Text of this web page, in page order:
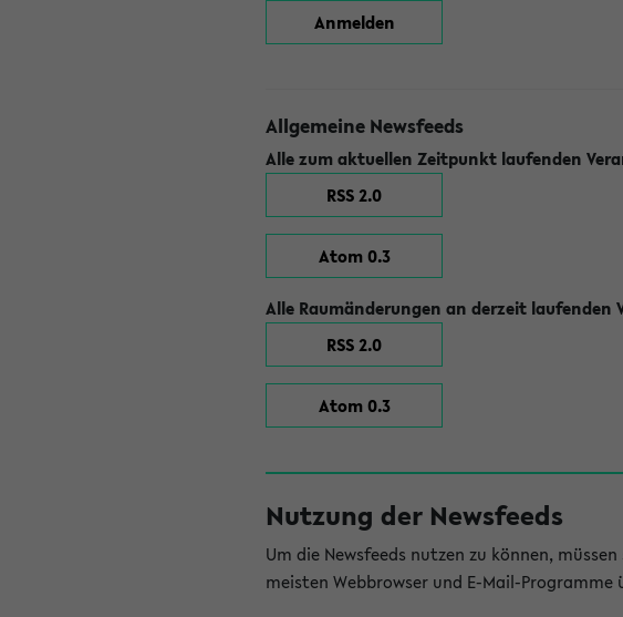
Anmelden
Allgemeine Newsfeeds
Alle zum aktuellen Zeitpunkt laufenden
RSS 2.0
Atom 0.3
Alle Raumänderungen an derzeit laufenden
RSS 2.0
Atom 0.3
Nutzung der Newsfeeds
Um die Newsfeeds nutzen zu können,
meisten Webbrowser und E-Mail-